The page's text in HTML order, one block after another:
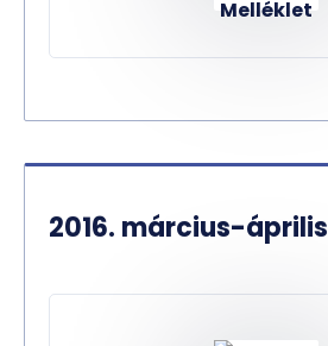
Melléklet
2016. március-április